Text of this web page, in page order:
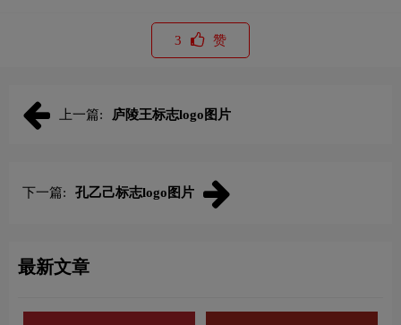
3 赞
上一篇: 庐陵王标志logo图片
下一篇: 孔乙己标志logo图片
最新文章